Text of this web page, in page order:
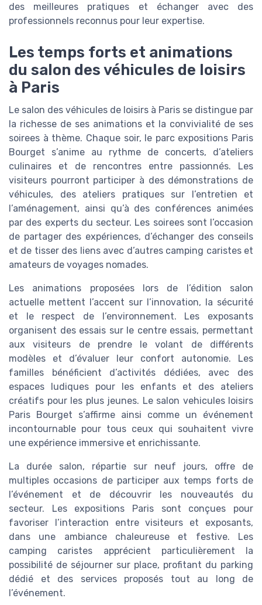
des meilleures pratiques et échanger avec des
professionnels reconnus pour leur expertise.
Les temps forts et animations
du salon des véhicules de loisirs
à Paris
Le salon des véhicules de loisirs à Paris se distingue par
la richesse de ses animations et la convivialité de ses
soirees à thème. Chaque soir, le parc expositions Paris
Bourget s’anime au rythme de concerts, d’ateliers
culinaires et de rencontres entre passionnés. Les
visiteurs pourront participer à des démonstrations de
véhicules, des ateliers pratiques sur l’entretien et
l’aménagement, ainsi qu’à des conférences animées
par des experts du secteur. Les soirees sont l’occasion
de partager des expériences, d’échanger des conseils
et de tisser des liens avec d’autres camping caristes et
amateurs de voyages nomades.
Les animations proposées lors de l’édition salon
actuelle mettent l’accent sur l’innovation, la sécurité
et le respect de l’environnement. Les exposants
organisent des essais sur le centre essais, permettant
aux visiteurs de prendre le volant de différents
modèles et d’évaluer leur confort autonomie. Les
familles bénéficient d’activités dédiées, avec des
espaces ludiques pour les enfants et des ateliers
créatifs pour les plus jeunes. Le salon vehicules loisirs
Paris Bourget s’affirme ainsi comme un événement
incontournable pour tous ceux qui souhaitent vivre
une expérience immersive et enrichissante.
La durée salon, répartie sur neuf jours, offre de
multiples occasions de participer aux temps forts de
l’événement et de découvrir les nouveautés du
secteur. Les expositions Paris sont conçues pour
favoriser l’interaction entre visiteurs et exposants,
dans une ambiance chaleureuse et festive. Les
camping caristes apprécient particulièrement la
possibilité de séjourner sur place, profitant du parking
dédié et des services proposés tout au long de
l’événement.